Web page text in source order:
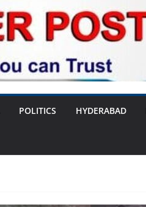
POLITICS HYDERABAD